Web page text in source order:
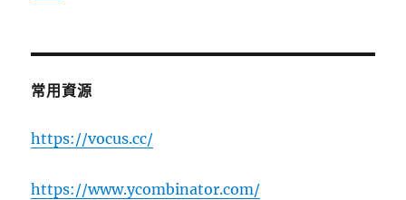
常用資源
https://vocus.cc/
https://www.ycombinator.com/